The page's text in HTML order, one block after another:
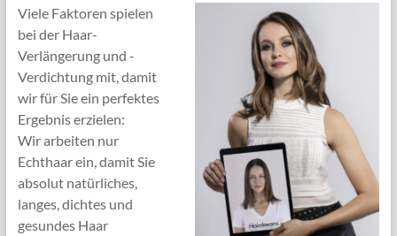
Viele Faktoren spielen
bei der Haar-
Verlängerung und -
Verdichtung mit, damit
wir für Sie ein perfektes
Ergebnis erzielen:
Wir arbeiten nur
Echthaar ein, damit Sie
absolut natürliches,
langes, dichtes und
gesundes Haar